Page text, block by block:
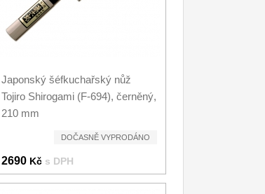
Japonský šéfkuchařský nůž
Tojiro Shirogami (F-694), černěný,
210 mm
DOČASNĚ VYPRODÁNO
2690 Kč s DPH